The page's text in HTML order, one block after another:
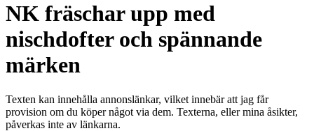
NK fräschar upp med
nischdofter och spännande
märken
Texten kan innehålla annonslänkar, vilket innebär att jag får
provision om du köper något via dem. Texterna, eller mina åsikter,
påverkas inte av länkarna.